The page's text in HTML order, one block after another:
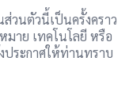
วนตัวนี้เป็นครั้งคราว
มาย เทคโนโลยี หรือ
ประกาศให้ท่านทราบ